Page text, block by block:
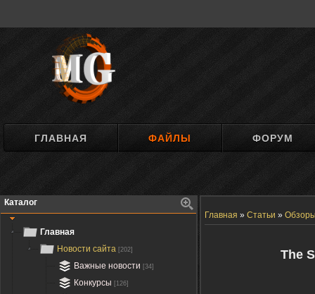
ГЛАВНАЯ ФАЙЛЫ ФОРУМ
Каталог
Главная
Новости сайта [202]
Важные новости [34]
Конкурсы [126]
Главная » Статьи »
The